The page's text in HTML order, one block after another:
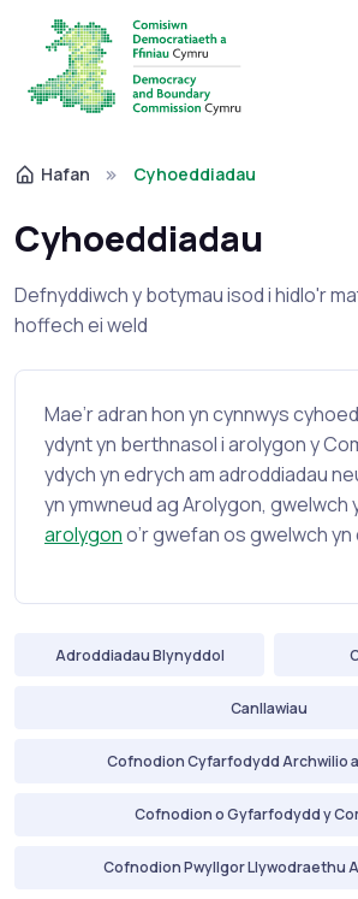
Hafan Cyhoeddiadau
Cyhoeddiadau
Defnyddiwch y botymau isod i hidlo'r
hoffech ei weld
Mae’r adran hon yn cynnwys
ydynt yn berthnasol i arolygon y
ydych yn edrych am adroddiadau
yn ymwneud ag Arolygon, gwelwch
arolygono’r gwefan os gwelwch yn
Adroddiadau Blynyddol
Canllawiau
Cofnodion Cyfarfodydd Archwilio
Cofnodion o Gyfarfodydd y
Cofnodion Pwyllgor Llywodraethu